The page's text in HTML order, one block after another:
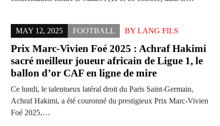
MAY 12, 2025 FOOTBALL BY LANG FILS
Prix Marc-Vivien Foé 2025 : Achraf Hakimi
sacré meilleur joueur africain de Ligue 1, le
ballon d’or CAF en ligne de mire
Ce lundi, le talentueux latéral droit du Paris Saint-Germain,
Achraf Hakimi, a été couronné du prestigieux Prix Marc-Vivien
Foé 2025,…